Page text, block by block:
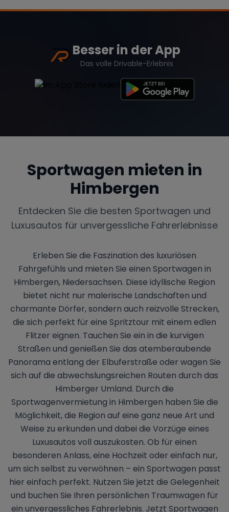
Besser in der App
Das volle Drivable-Erlebnis
Sportwagen mieten in
Himbergen
Entdecken Sie die besten Sportwagen und
Luxusautos für unvergessliche Fahrerlebnisse
Erleben Sie die Faszination des luxuriösen
Fahrgefühls und mieten Sie einen Sportwagen in
Himbergen, Niedersachsen. Diese idyllische Region
bietet nicht nur malerische Landschaften und
charmante Dörfer, sondern auch reizvolle Strecken,
die sich perfekt für eine Spritztour mit einem edlen
Flitzer eignen. Tauchen Sie ein in die kurvigen
Straßen und genießen Sie das atemberaubende
Panorama entlang der Elbuferstraße oder wagen Sie
sich auf die abwechslungsreichen Routen durch das
Himberger Umland. Durch die
Sportwagenvermietung in Himbergen haben Sie die
Möglichkeit, die Region auf eine ganz neue Art und
Weise zu erkunden und dabei die Vorzüge eines
Luxusautos voll auszukosten. Ob für einen
besonderen Anlass, eine Hochzeit oder einfach nur,
um sich selbst zu verwöhnen – ein Sportwagen passt
hier einfach perfekt. Nutzen Sie jetzt die Gelegenheit
und buchen Sie Ihren persönlichen Traumwagen für
ein unvergessliches Fahrerlebnis. Jetzt Sportwagen